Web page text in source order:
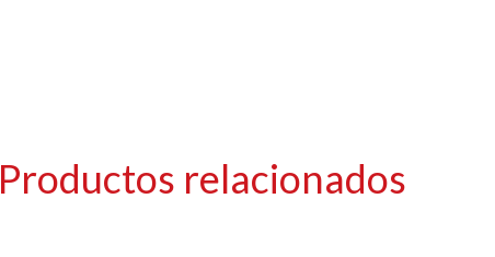
Productos relacionados